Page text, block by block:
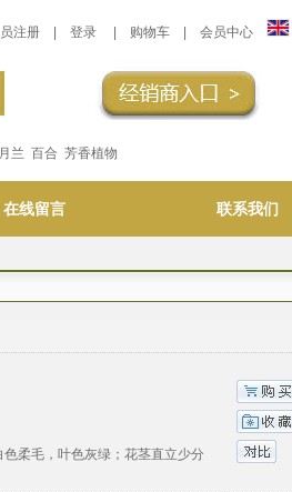
注册 登录 购物车 会员中心
兰 百合 芳香植物
在线留言 联系我们
色柔毛，叶色灰绿；花茎直立少分